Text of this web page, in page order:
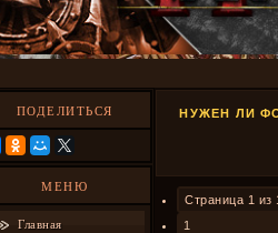
ПОДЕЛИТЬСЯ
МЕНЮ
Главная
НУЖЕН ЛИ
Страница 1 из
1